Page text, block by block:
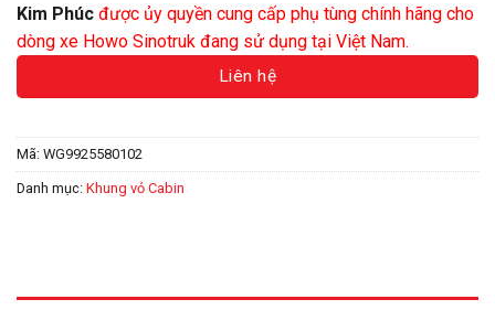
Kim Phúc được ủy quyền cung cấp phụ tùng chính hãng cho
dòng xe Howo Sinotruk đang sử dụng tại Việt Nam.
Liên hệ
Mã: WG9925580102
Danh mục: Khung vỏ Cabin